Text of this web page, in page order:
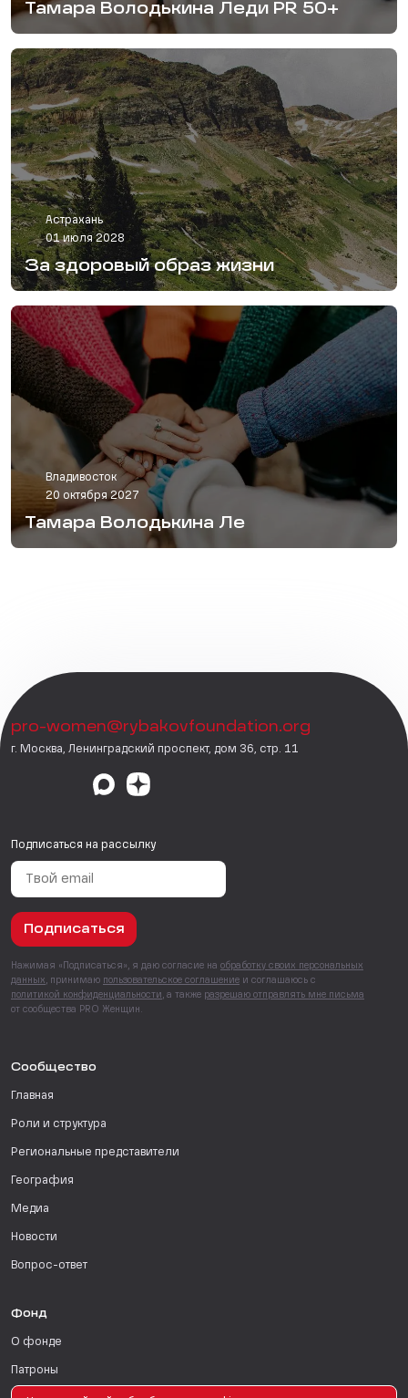
Тамара Володькина Леди PR 50+
Астрахань
01 июля 2028
За здоровый образ жизни
Владивосток
20 октября 2027
Тамара Володькина Ле
pro-women@rybakovfoundation.org
г. Москва, Ленинградский проспект, дом 36, стр. 11
Подписаться на рассылку
Подписаться
Нажимая «Подписаться», я даю согласие на обработку своих персональных
данных , принимаю пользовательское соглашение и соглашаюсь с
политикой конфиденциальности , а также разрешаю отправлять мне письма
от сообщества PRO Женщин.
Сообщество
Главная
Роли и структура
Региональные представители
География
Медиа
Новости
Вопрос-ответ
Фонд
О фонде
Патроны